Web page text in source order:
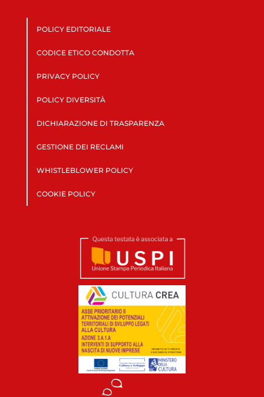
POLICY EDITORIALE
CODICE ETICO CONDOTTA
PRIVACY POLICY
POLICY DIVERSITÀ
DICHIARAZIONE DI TRASPARENZA
GESTIONE DEI RECLAMI
WHISTLEBLOWER POLICY
COOKIE POLICY